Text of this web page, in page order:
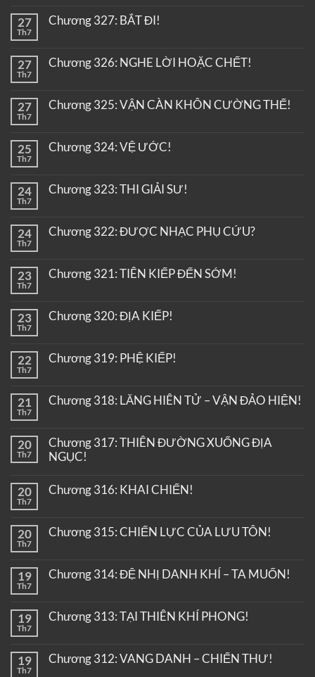
27
Th7
Chương 327: BẮT ĐI!
27
Th7
Chương 326: NGHE LỜI HOẶC CHẾT!
27
Th7
Chương 325: VẬN CÀN KHÔN CƯỜNG THẾ!
25
Th7
Chương 324: VỆ ƯỚC!
24
Th7
Chương 323: THI GIẢI SƯ!
24
Th7
Chương 322: ĐƯỢC NHẠC PHỤ CỨU?
23
Th7
Chương 321: TIÊN KIẾP ĐẾN SỚM!
23
Th7
Chương 320: ĐỊA KIẾP!
22
Th7
Chương 319: PHỆ KIẾP!
21
Th7
Chương 318: LĂNG HIÊN TỬ – VẬN ĐẢO HIỆN!
20
Th7
Chương 317: THIÊN ĐƯỜNG XUỐNG ĐỊA
NGỤC!
20
Th7
Chương 316: KHAI CHIẾN!
20
Th7
Chương 315: CHIẾN LỰC CỦA LƯU TÔN!
19
Th7
Chương 314: ĐỆ NHỊ DANH KHÍ – TA MUỐN!
19
Th7
Chương 313: TẠI THIÊN KHÍ PHONG!
19
Th7
Chương 312: VANG DANH – CHIẾN THƯ!